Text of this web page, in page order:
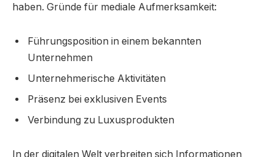
haben. Gründe für mediale Aufmerksamkeit:
Führungsposition in einem bekannten
Unternehmen
Unternehmerische Aktivitäten
Präsenz bei exklusiven Events
Verbindung zu Luxusprodukten
In der digitalen Welt verbreiten sich Informationen